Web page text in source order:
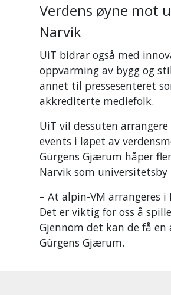
Verdens øyne mot
Narvik
UiT bidrar også med
oppvarming av bygg og
annet til pressesenteret
akkrediterte mediefolk.
UiT vil dessuten
events i løpet av
Gürgens Gjærum håper
Narvik som
– At alpin-VM arrangeres
Det er viktig for oss å
Gjennom det kan de få
Gürgens Gjærum.